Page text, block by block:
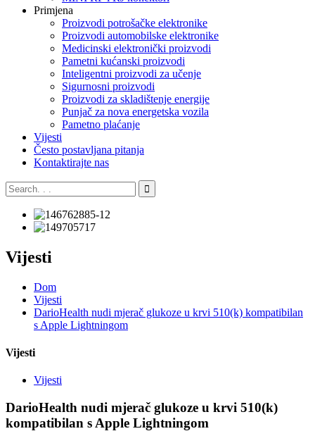
Primjena
Proizvodi potrošačke elektronike
Proizvodi automobilske elektronike
Medicinski elektronički proizvodi
Pametni kućanski proizvodi
Inteligentni proizvodi za učenje
Sigurnosni proizvodi
Proizvodi za skladištenje energije
Punjač za nova energetska vozila
Pametno plaćanje
Vijesti
Često postavljana pitanja
Kontaktirajte nas
Vijesti
Dom
Vijesti
DarioHealth nudi mjerač glukoze u krvi 510(k) kompatibilan
s Apple Lightningom
Vijesti
Vijesti
DarioHealth nudi mjerač glukoze u krvi 510(k)
kompatibilan s Apple Lightningom